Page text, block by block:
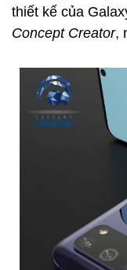
thiết kế của
Concept Creator,